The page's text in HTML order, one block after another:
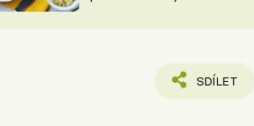
SDÍLET